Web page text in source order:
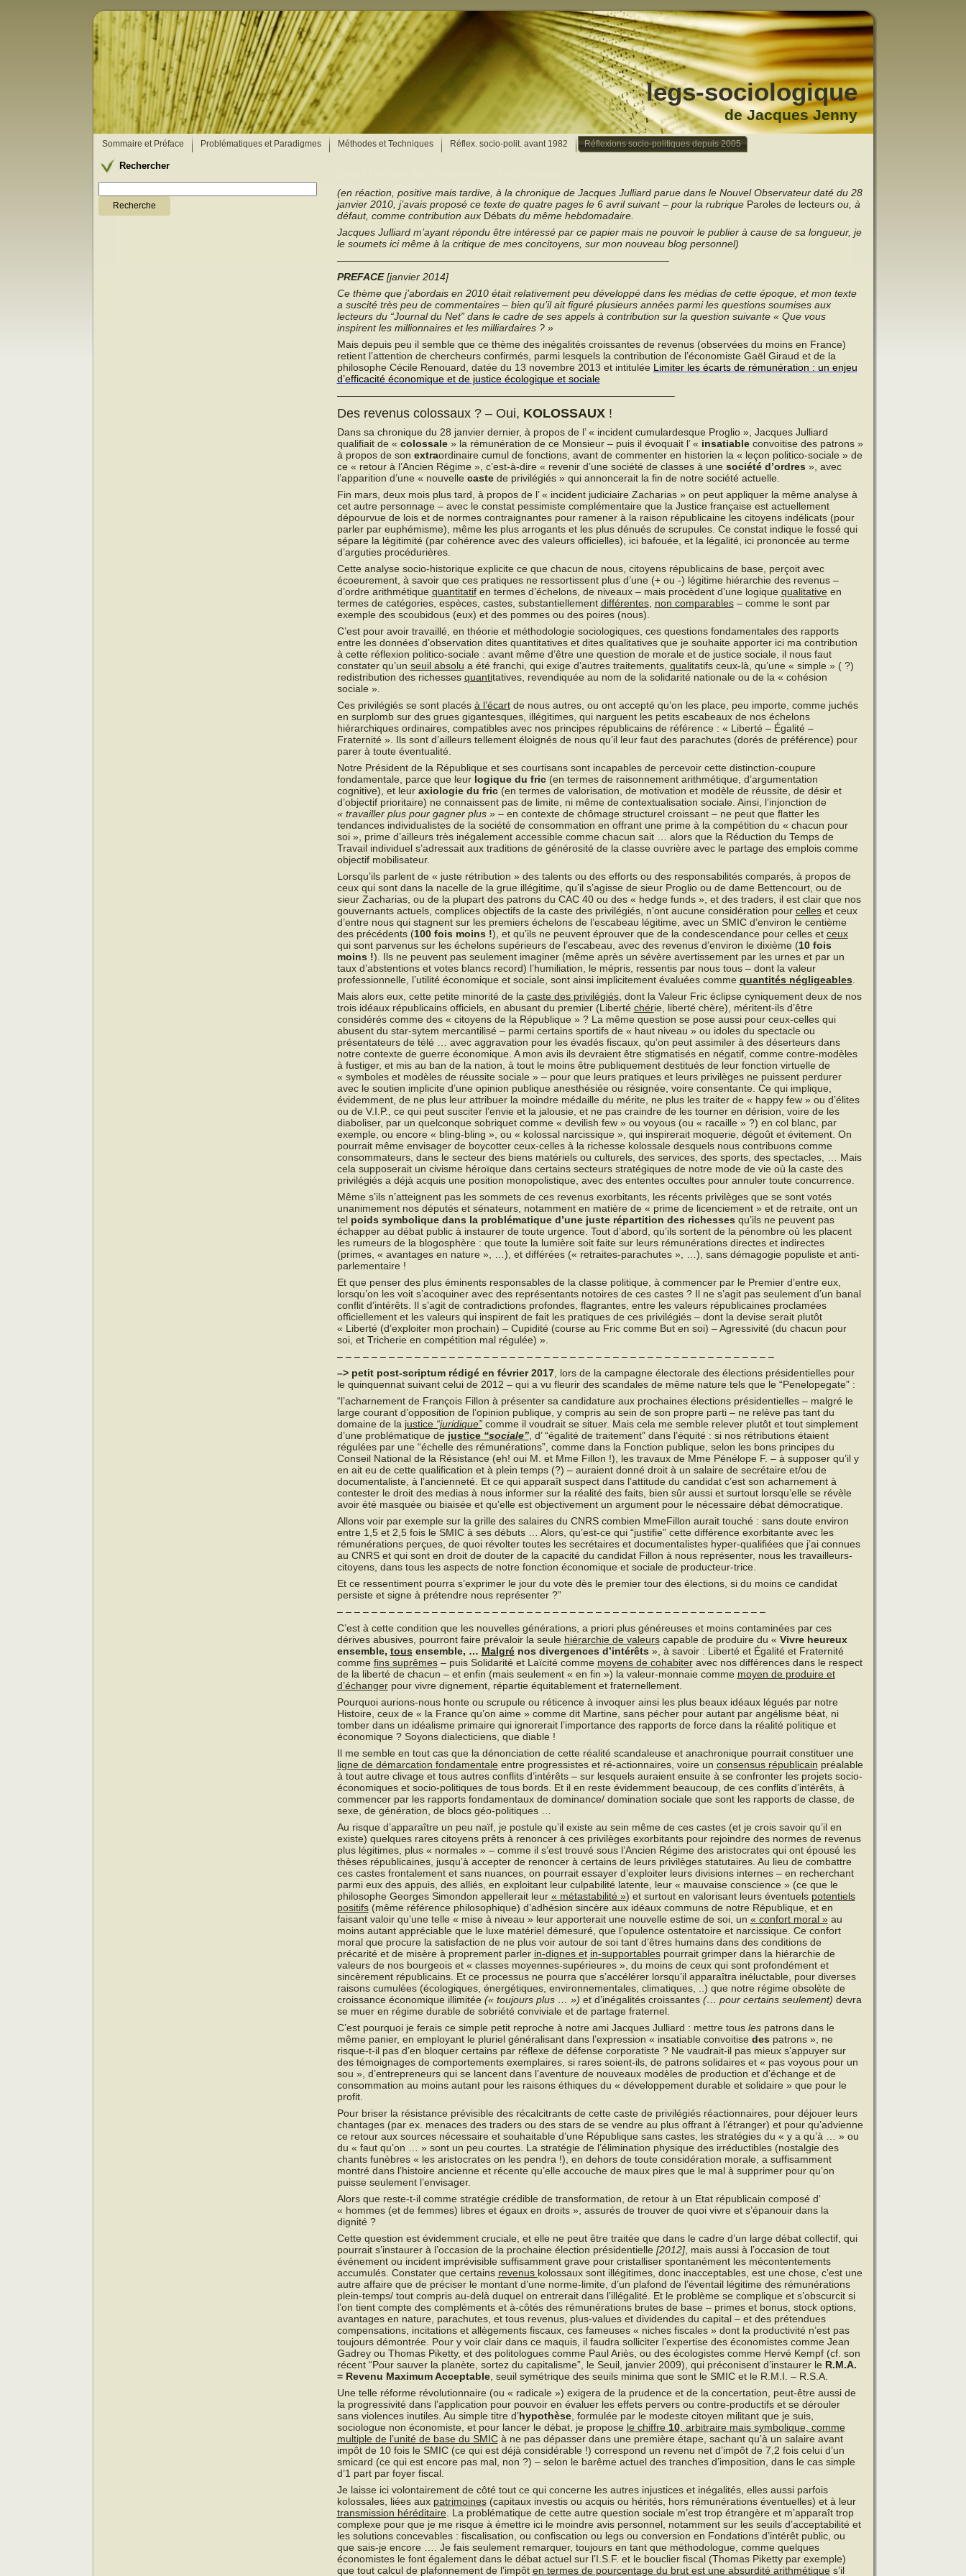
legs-sociologique
de Jacques Jenny
Sommaire et Préface Problématiques et Paradigmes Méthodes et Techniques Réflex. socio-polit. avant 1982 Réflexions socio-politiques depuis 2005
Rechercher
(en réaction, positive mais tardive, à la chronique de Jacques Julliard parue dans le Nouvel Observateur daté du 28
janvier 2010, j’avais proposé ce texte de quatre pages le 6 avril suivant – pour la rubrique Paroles de lecteursou, à
défaut, comme contribution aux Débatsdu même hebdomadaire.
Jacques Julliard m’ayant répondu être intéressé par ce papier mais ne pouvoir le publier à cause de sa longueur, je
le soumets ici même à la critique de mes concitoyens, sur mon nouveau blog personnel)
—————————————————————————————————
PREFACE[janvier 2014]
Ce thème que j’abordais en 2010 était relativement peu développé dans les médias de cette époque, et mon texte
a suscité très peu de commentaires – bien qu’il ait figuré plusieurs années parmi les questions soumises aux
lecteurs du “Journal du Net” dans le cadre de ses appels à contribution sur la question suivante « Que vous
inspirent les millionnaires et les milliardaires ? »
Mais depuis peu il semble que ce thème des inégalités croissantes de revenus (observées du moins en France)
retient l’attention de chercheurs confirmés, parmi lesquels la contribution de l’économiste Gaël Giraud et de la
philosophe Cécile Renouard, datée du 13 novembre 2013 et intitulée Limiter les écarts de rémunération : un enjeu
d’efficacité économique et de justice écologique et sociale
—————————————————————————————————–
Des revenus colossaux ? – Oui, KOLOSSAUX!
Dans sa chronique du 28 janvier dernier, à propos de l’ « incident cumulardesque Proglio », Jacques Julliard
qualifiait de « colossale» la rémunération de ce Monsieur – puis il évoquait l’ « insatiableconvoitise des patrons »
à propos de son extraordinaire cumul de fonctions, avant de commenter en historien la « leçon politico-sociale » de
ce « retour à l’Ancien Régime », c’est-à-dire « revenir d’une société de classes à une société d’ordres », avec
l’apparition d’une « nouvelle castede privilégiés » qui annoncerait la fin de notre société actuelle.
Fin mars, deux mois plus tard, à propos de l’ « incident judiciaire Zacharias » on peut appliquer la même analyse à
cet autre personnage – avec le constat pessimiste complémentaire que la Justice française est actuellement
dépourvue de lois et de normes contraignantes pour ramener à la raison républicaine les citoyens indélicats (pour
parler par euphémisme), même les plus arrogants et les plus dénués de scrupules. Ce constat indique le fossé qui
sépare la légitimité (par cohérence avec des valeurs officielles), ici bafouée, et la légalité, ici prononcée au terme
d’arguties procédurières.
Cette analyse socio-historique explicite ce que chacun de nous, citoyens républicains de base, perçoit avec
écoeurement, à savoir que ces pratiques ne ressortissent plus d’une (+ ou -) légitime hiérarchie des revenus –
d’ordre arithmétique quantitatifen termes d’échelons, de niveaux – mais procèdent d’une logique qualitativeen
termes de catégories, espèces, castes, substantiellement différentes, non comparables– comme le sont par
exemple des scoubidous (eux) et des pommes ou des poires (nous).
C’est pour avoir travaillé, en théorie et méthodologie sociologiques, ces questions fondamentales des rapports
entre les données d’observation dites quantitatives et dites qualitatives que je souhaite apporter ici ma contribution
à cette réflexion politico-sociale : avant même d’être une question de morale et de justice sociale, il nous faut
constater qu’un seuil absolu a été franchi, qui exige d’autres traitements, qualitatifs ceux-là, qu’une « simple » ( ?)
redistribution des richesses quantitatives, revendiquée au nom de la solidarité nationale ou de la « cohésion
sociale ».
Ces privilégiés se sont placés à l’écartde nous autres, ou ont accepté qu’on les place, peu importe, comme juchés
en surplomb sur des grues gigantesques, illégitimes, qui narguent les petits escabeaux de nos échelons
hiérarchiques ordinaires, compatibles avec nos principes républicains de référence : « Liberté – Égalité –
Fraternité ». Ils sont d’ailleurs tellement éloignés de nous qu’il leur faut des parachutes (dorés de préférence) pour
parer à toute éventualité.
Notre Président de la République et ses courtisans sont incapables de percevoir cette distinction-coupure
fondamentale, parce que leur logique du fric(en termes de raisonnement arithmétique, d’argumentation
cognitive), et leur axiologie du fric(en termes de valorisation, de motivation et modèle de réussite, de désir et
d’objectif prioritaire) ne connaissent pas de limite, ni même de contextualisation sociale. Ainsi, l’injonction de
« travailler plus pour gagner plus »– en contexte de chômage structurel croissant – ne peut que flatter les
tendances individualistes de la société de consommation en offrant une prime à la compétition du « chacun pour
soi », prime d’ailleurs très inégalement accessible comme chacun sait … alors que la Réduction du Temps de
Travail individuel s’adressait aux traditions de générosité de la classe ouvrière avec le partage des emplois comme
objectif mobilisateur.
Lorsqu’ils parlent de « juste rétribution » des talents ou des efforts ou des responsabilités comparés, à propos de
ceux qui sont dans la nacelle de la grue illégitime, qu’il s’agisse de sieur Proglio ou de dame Bettencourt, ou de
sieur Zacharias, ou de la plupart des patrons du CAC 40 ou des « hedge funds », et des traders, il est clair que nos
gouvernants actuels, complices objectifs de la caste des privilégiés, n’ont aucune considération pour celleset ceux
d’entre nous qui stagnent sur les premiers échelons de l’escabeau légitime, avec un SMIC d’environ le centième
des précédents (100 fois moins !), et qu’ils ne peuvent éprouver que de la condescendance pour celles et ceux
qui sont parvenus sur les échelons supérieurs de l’escabeau, avec des revenus d’environ le dixième (10 fois
moins !). Ils ne peuvent pas seulement imaginer (même après un sévère avertissement par les urnes et par un
taux d’abstentions et votes blancs record) l’humiliation, le mépris, ressentis par nous tous – dont la valeur
professionnelle, l’utilité économique et sociale, sont ainsi implicitement évaluées comme quantités négligeables
Mais alors eux, cette petite minorité de la caste des privilégiés, dont la Valeur Fric éclipse cyniquement deux de nos
trois idéaux républicains officiels, en abusant du premier (Liberté chérie, liberté chère), méritent-ils d’être
considérés comme des « citoyens de la République » ? La même question se pose aussi pour ceux-celles qui
abusent du star-sytem mercantilisé – parmi certains sportifs de « haut niveau » ou idoles du spectacle ou
présentateurs de télé … avec aggravation pour les évadés fiscaux, qu’on peut assimiler à des déserteurs dans
notre contexte de guerre économique. A mon avis ils devraient être stigmatisés en négatif, comme contre-modèles
à fustiger, et mis au ban de la nation, à tout le moins être publiquement destitués de leur fonction virtuelle de
« symboles et modèles de réussite sociale » – pour que leurs pratiques et leurs privilèges ne puissent perdurer
avec le soutien implicite d’une opinion publique anesthésiée ou résignée, voire consentante. Ce qui implique,
évidemment, de ne plus leur attribuer la moindre médaille du mérite, ne plus les traiter de « happy few » ou d’élites
ou de V.I.P., ce qui peut susciter l’envie et la jalousie, et ne pas craindre de les tourner en dérision, voire de les
diaboliser, par un quelconque sobriquet comme « devilish few » ou voyous (ou « racaille » ?) en col blanc, par
exemple, ou encore « bling-bling », ou « kolossal narcissique », qui inspirerait moquerie, dégoût et évitement. On
pourrait même envisager de boycotter ceux-celles à la richesse kolossale desquels nous contribuons comme
consommateurs, dans le secteur des biens matériels ou culturels, des services, des sports, des spectacles, … Mais
cela supposerait un civisme héroïque dans certains secteurs stratégiques de notre mode de vie où la caste des
privilégiés a déjà acquis une position monopolistique, avec des ententes occultes pour annuler toute concurrence.
Même s’ils n’atteignent pas les sommets de ces revenus exorbitants, les récents privilèges que se sont votés
unanimement nos députés et sénateurs, notamment en matière de « prime de licenciement » et de retraite, ont un
tel poids symbolique dans la problématique d’une juste répartition des richesses qu’ils ne peuvent pas
échapper au débat public à instaurer de toute urgence. Tout d’abord, qu’ils sortent de la pénombre où les placent
les rumeurs de la blogosphère : que toute la lumière soit faite sur leurs rémunérations directes et indirectes
(primes, « avantages en nature », …), et différées (« retraites-parachutes », …), sans démagogie populiste et anti-
parlementaire !
Et que penser des plus éminents responsables de la classe politique, à commencer par le Premier d’entre eux,
lorsqu’on les voit s’acoquiner avec des représentants notoires de ces castes ? Il ne s’agit pas seulement d’un banal
conflit d’intérêts. Il s’agit de contradictions profondes, flagrantes, entre les valeurs républicaines proclamées
officiellement et les valeurs qui inspirent de fait les pratiques de ces privilégiés – dont la devise serait plutôt
« Liberté (d’exploiter mon prochain) – Cupidité (course au Fric comme But en soi) – Agressivité (du chacun pour
soi, et Tricherie en compétition mal régulée) ».
– – – – – – – – – – – – – – – – – – – – – – – – – – – – – – – – – – – – – – – – – – – – – – – – – – –
–> petit post-scriptum rédigé en février 2017, lors de la campagne électorale des élections présidentielles pour
le quinquennat suivant celui de 2012 – qui a vu fleurir des scandales de même nature tels que le “Penelopegate” :
“l’acharnement de François Fillon à présenter sa candidature aux prochaines élections présidentielles – malgré le
large courant d’opposition de l’opinion publique, y compris au sein de son propre parti – ne relève pas tant du
domaine de la justice“juridique”comme il voudrait se situer. Mais cela me semble relever plutôt et tout simplement
d’une problématique de justice “sociale”, d’ “égalité de traitement” dans l’équité : si nos rétributions étaient
régulées par une “échelle des rémunérations”, comme dans la Fonction publique, selon les bons principes du
Conseil National de la Résistance (eh! oui M. et Mme Fillon !), les travaux de Mme Pénélope F. – à supposer qu’il y
en ait eu de cette qualification et à plein temps (?) – auraient donné droit à un salaire de secrétaire et/ou de
documentaliste, à l’ancienneté. Et ce qui apparaît suspect dans l’attitude du candidat c’est son acharnement à
contester le droit des medias à nous informer sur la réalité des faits, bien sûr aussi et surtout lorsqu’elle se révèle
avoir été masquée ou biaisée et qu’elle est objectivement un argument pour le nécessaire débat démocratique.
Allons voir par exemple sur la grille des salaires du CNRS combien MmeFillon aurait touché : sans doute environ
entre 1,5 et 2,5 fois le SMIC à ses débuts … Alors, qu’est-ce qui “justifie” cette différence exorbitante avec les
rémunérations perçues, de quoi révolter toutes les secrétaires et documentalistes hyper-qualifiées que j’ai connues
au CNRS et qui sont en droit de douter de la capacité du candidat Fillon à nous représenter, nous les travailleurs-
citoyens, dans tous les aspects de notre fonction économique et sociale de producteur-trice.
Et ce ressentiment pourra s’exprimer le jour du vote dès le premier tour des élections, si du moins ce candidat
persiste et signe à prétendre nous représenter ?”
– – – – – – – – – – – – – – – – – – – – – – – – – – – – – – – – – – – – – – – – – – – – – – – – – –
C’est à cette condition que les nouvelles générations, a priori plus généreuses et moins contaminées par ces
dérives abusives, pourront faire prévaloir la seule hiérarchie de valeurscapable de produire du « Vivre heureux
ensemble, tous ensemble, … Malgrénos divergences d’intérêts », à savoir : Liberté et Égalité et Fraternité
comme fins suprêmes– puis Solidarité et Laïcité comme moyens de cohabiteravec nos différences dans le respect
de la liberté de chacun – et enfin (mais seulement « en fin ») la valeur-monnaie comme moyen de produire et
d’échangerpour vivre dignement, répartie équitablement et fraternellement.
Pourquoi aurions-nous honte ou scrupule ou réticence à invoquer ainsi les plus beaux idéaux légués par notre
Histoire, ceux de « la France qu’on aime » comme dit Martine, sans pécher pour autant par angélisme béat, ni
tomber dans un idéalisme primaire qui ignorerait l’importance des rapports de force dans la réalité politique et
économique ? Soyons dialecticiens, que diable !
Il me semble en tout cas que la dénonciation de cette réalité scandaleuse et anachronique pourrait constituer une
ligne de démarcation fondamentaleentre progressistes et ré-actionnaires, voire un consensus républicain préalable
à tout autre clivage et tous autres conflits d’intérêts – sur lesquels auraient ensuite à se confronter les projets socio-
économiques et socio-politiques de tous bords. Et il en reste évidemment beaucoup, de ces conflits d’intérêts, à
commencer par les rapports fondamentaux de dominance/ domination sociale que sont les rapports de classe, de
sexe, de génération, de blocs géo-politiques …
Au risque d’apparaître un peu naïf, je postule qu’il existe au sein même de ces castes (et je crois savoir qu’il en
existe) quelques rares citoyens prêts à renoncer à ces privilèges exorbitants pour rejoindre des normes de revenus
plus légitimes, plus « normales » – comme il s’est trouvé sous l’Ancien Régime des aristocrates qui ont épousé les
thèses républicaines, jusqu’à accepter de renoncer à certains de leurs privilèges statutaires. Au lieu de combattre
ces castes frontalement et sans nuances, on pourrait essayer d’exploiter leurs divisions internes – en recherchant
parmi eux des appuis, des alliés, en exploitant leur culpabilité latente, leur « mauvaise conscience » (ce que le
philosophe Georges Simondon appellerait leur « métastabilité ») et surtout en valorisant leurs éventuels potentiels
positifs(même référence philosophique) d’adhésion sincère aux idéaux communs de notre République, et en
faisant valoir qu’une telle « mise à niveau » leur apporterait une nouvelle estime de soi, un « confort moral »au
moins autant appréciable que le luxe matériel démesuré, que l’opulence ostentatoire et narcissique. Ce confort
moral que procure la satisfaction de ne plus voir autour de soi tant d’êtres humains dans des conditions de
précarité et de misère à proprement parler in-dignes et in-supportablespourrait grimper dans la hiérarchie de
valeurs de nos bourgeois et « classes moyennes-supérieures », du moins de ceux qui sont profondément et
sincèrement républicains. Et ce processus ne pourra que s’accélérer lorsqu’il apparaîtra inéluctable, pour diverses
raisons cumulées (écologiques, énergétiques, environnementales, climatiques, ..) que notre régime obsolète de
croissance économique illimitée (« toujours plus … ») et d’inégalités croissantes (… pour certains seulement) devra
se muer en régime durable de sobriété conviviale et de partage fraternel.
C’est pourquoi je ferais ce simple petit reproche à notre ami Jacques Julliard : mettre tous lespatrons dans le
même panier, en employant le pluriel généralisant dans l’expression « insatiable convoitise des patrons », ne
risque-t-il pas d’en bloquer certains par réflexe de défense corporatiste ? Ne vaudrait-il pas mieux s’appuyer sur
des témoignages de comportements exemplaires, si rares soient-ils, de patrons solidaires et « pas voyous pour un
sou », d’entrepreneurs qui se lancent dans l’aventure de nouveaux modèles de production et d’échange et de
consommation au moins autant pour les raisons éthiques du « développement durable et solidaire » que pour le
profit.
Pour briser la résistance prévisible des récalcitrants de cette caste de privilégiés réactionnaires, pour déjouer leurs
chantages (par ex. menaces des traders ou des stars de se vendre au plus offrant à l’étranger) et pour qu’advienne
ce retour aux sources nécessaire et souhaitable d’une République sans castes, les stratégies du « y a qu’à … » ou
du « faut qu’on … » sont un peu courtes. La stratégie de l’élimination physique des irréductibles (nostalgie des
chants funèbres « les aristocrates on les pendra !), en dehors de toute considération morale, a suffisamment
montré dans l’histoire ancienne et récente qu’elle accouche de maux pires que le mal à supprimer pour qu’on
puisse seulement l’envisager.
Alors que reste-t-il comme stratégie crédible de transformation, de retour à un Etat républicain composé d‘
« hommes (et de femmes) libres et égaux en droits », assurés de trouver de quoi vivre et s’épanouir dans la
dignité ?
Cette question est évidemment cruciale, et elle ne peut être traitée que dans le cadre d’un large débat collectif, qui
pourrait s’instaurer à l’occasion de la prochaine élection présidentielle [2012], mais aussi à l’occasion de tout
événement ou incident imprévisible suffisamment grave pour cristalliser spontanément les mécontentements
accumulés. Constater que certains revenus kolossaux sont illégitimes, donc inacceptables, est une chose, c’est une
autre affaire que de préciser le montant d’une norme-limite, d’un plafond de l’éventail légitime des rémunérations
plein-temps/ tout compris au-delà duquel on entrerait dans l’illégalité. Et le problème se complique et s’obscurcit si
l’on tient compte des compléments et à-côtés des rémunérations brutes de base – primes et bonus, stock options,
avantages en nature, parachutes, et tous revenus, plus-values et dividendes du capital – et des prétendues
compensations, incitations et allègements fiscaux, ces fameuses « niches fiscales » dont la productivité n’est pas
toujours démontrée. Pour y voir clair dans ce maquis, il faudra solliciter l’expertise des économistes comme Jean
Gadrey ou Thomas Piketty, et des politologues comme Paul Ariès, ou des écologistes comme Hervé Kempf (cf. son
récent “Pour sauver la planète, sortez du capitalisme”, le Seuil, janvier 2009), qui préconisent d’instaurer le R.M.A.
= Revenu Maximum Acceptable, seuil symétrique des seuils minima que sont le SMIC et le R.M.I. – R.S.A.
Une telle réforme révolutionnaire (ou « radicale ») exigera de la prudence et de la concertation, peut-être aussi de
la progressivité dans l’application pour pouvoir en évaluer les effets pervers ou contre-productifs et se dérouler
sans violences inutiles. Au simple titre d’hypothèse, formulée par le modeste citoyen militant que je suis,
sociologue non économiste, et pour lancer le débat, je propose le chiffre 10, arbitraire mais symbolique, comme
multiple de l’unité de base du SMICà ne pas dépasser dans une première étape, sachant qu’à un salaire avant
impôt de 10 fois le SMIC (ce qui est déjà considérable !) correspond un revenu net d’impôt de 7,2 fois celui d’un
smicard (ce qui est encore pas mal, non ?) – selon le barême actuel des tranches d’imposition, dans le cas simple
d’1 part par foyer fiscal.
Je laisse ici volontairement de côté tout ce qui concerne les autres injustices et inégalités, elles aussi parfois
kolossales, liées aux patrimoines(capitaux investis ou acquis ou hérités, hors rémunérations éventuelles) et à leur
transmission héréditaire. La problématique de cette autre question sociale m’est trop étrangère et m’apparaît trop
complexe pour que je me risque à émettre ici le moindre avis personnel, notamment sur les seuils d’acceptabilité et
les solutions concevables : fiscalisation, ou confiscation ou legs ou conversion en Fondations d’intérêt public, ou
que sais-je encore …. Je fais seulement remarquer, toujours en tant que méthodologue, comme quelques
économistes le font également dans le débat actuel sur l’I.S.F. et le bouclier fiscal (Thomas Piketty par exemple)
que tout calcul de plafonnement de l’impôt en termes de pourcentage du brut est une absurdité arithmétiques’il